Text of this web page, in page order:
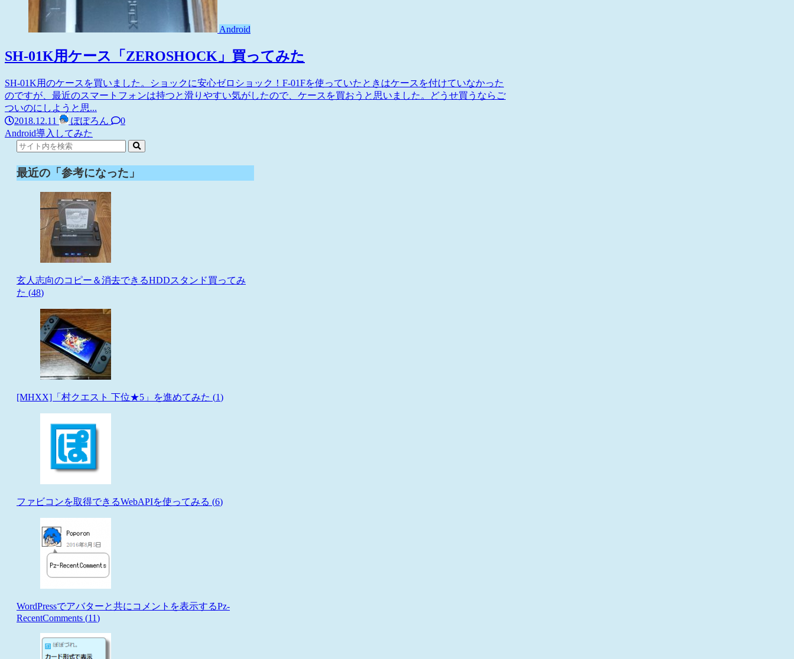
Android
SH-01K用ケース「ZEROSHOCK」買ってみた
SH-01K用のケースを買いました。ショックに安心ゼロショック！F-01Fを使っていたときはケースを付けていなかった
のですが、最近のスマートフォンは持つと滑りやすい気がしたので、ケースを買おうと思いました。どうせ買うならご
ついのにしようと思...
2018.12.11
ぽぽろん
0
Android導入してみた
最近の「参考になった」
玄人志向のコピー＆消去できるHDDスタンド買ってみ
た (48)
[MHXX]「村クエスト 下位★5」を進めてみた (1)
ファビコンを取得できるWebAPIを使ってみる (6)
WordPressでアバターと共にコメントを表示するPz-
RecentComments (11)